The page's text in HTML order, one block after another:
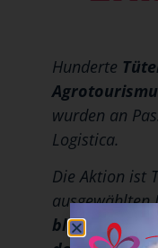
Hunderte
wurden an
Logistica.
Die Aktion ist
blühenden